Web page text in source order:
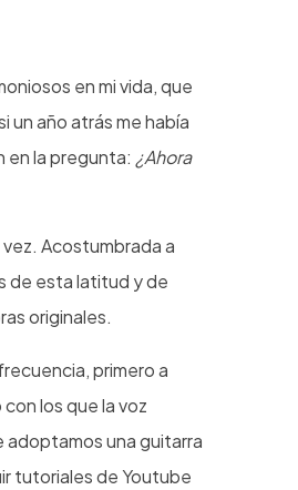
en mi vida, que
un año atrás me había
en la pregunta: ¿Ahora
Acostumbrada a
de esta latitud y de
originales.
primero a
los que la voz
adoptamos una guitarra
tutoriales de Youtube